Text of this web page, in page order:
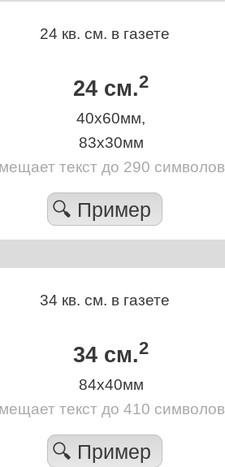
24 кв. см. в газете
24 см.2
40х60мм,
83х30мм
текст до 290 символов
🔍 Пример
34 кв. см. в газете
34 см.2
84х40мм
текст до 410 символов
🔍 Пример